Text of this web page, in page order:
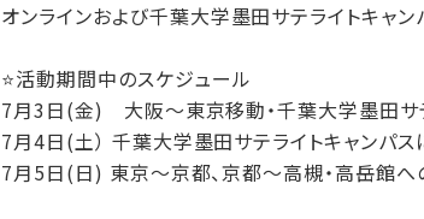
オンラインおよび千葉大学墨田サテライトキャン
⭐️活動期間中のスケジュール
7月3日(金) 大阪～東京移動・千葉大学墨田サ
7月4日(土） 千葉大学墨田サテライトキャンパス
7月5日(日) 東京～京都、京都～高槻・高岳館へ